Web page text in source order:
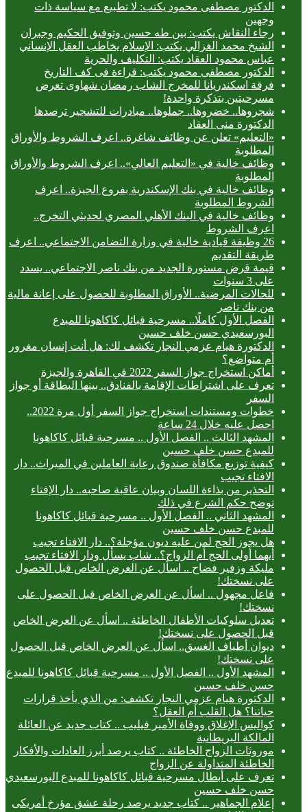
الدكتور مصطفى محمود يكتب: لا تطبيع مع سياسة ذات
وجهين
رجاء النقاش يكتب: بين طه حسين وتوفيق الحكيم وجبران
الشيخ محمد الغزالي يكتب: الإسلام يخاطب العقل الإنساني
عباس محمود العقاد يكتب: التكليف والحرية
الدكتور مصطفى محمود يكتب: قراءة فى كف التاريخ
فرقة اسكندريانا للمخرج الشاب رمضان شهاوى تعرض
مسرحيتين بتذكرة واحدة!
شجروها.. خضروها.. جملوها.. مبادرات للتشجير ترصدها
الدكتورة منى العقاد
«التعليم» تعلن عن وظائف شاغرة.. اعرف الشروط والأوراق
المطلوبة
وظائف خالية في «التعليم العالي».. اعرف الشروط والأوراق
المطلوبة
وظائف خالية في بنك الإسكندرية بفروع الجيزة.. اعرف
الشروط المطلوبة
وظائف خالية في البنك الأهلي المصري لحديثي التخرج..
اعرف الشروط
26 وظيفة قيادية خالية في وزارة التضامن الاجتماعي.. اعرف
طريقة التقديم
قيمة قرض مستورة الجديد من بنك ناصر الاجتماعي.. يسدد
على 3 سنوات
للحالات المرضية.. الأوراق المطلوبة للحصول على إعانة مالية
من بنك ناصر
الفصل الأول كاملًا.. مسرحية قبائل كاكاهونا للمبدع
البورسعيدي حسن خلف حسين
الدكتورة هيام عزمي النجار تكشف لك: هل أنت إنسان مغرور
أم متواضع؟
أماكن استخراج جواز السفر 2022 في القاهرة والجيزة
تعرف على اشتراطات الإقامة بالفنادق.. بينها البطاقة أو جواز
السفر
خطوات ومستندات استخراج جواز السفر أول مرة 2022..
احصل عليه خلال 24 ساعة
المشهد الثالث .. الفصل الأول .. مسرحية قبائل كاكاهونا
للمبدع حسن خلف حسين
كيفية توزيع مكافأة صندوق رعاية العاملين في الميراث.. دار
الافتاء تجيب
التحذير من بذاءة اللسان وبيان عاقبة صاحبه.. دار الإفتاء
توضح حكم الشرع في ذلك
المشهد الثاني .. الفصل الأول .. مسرحية قبائل كاكاهونا
للمبدع حسن خلف حسين
هل يجوز الحج لمن عليه ديون مؤجلة؟.. دار الافتاء تجيب
أيهما أولى الحج أم الزواج؟.. شاب يسأل ودار الافتاء تجيب
مليكة وزفير فضاح .. اسأل عن العرض الخاص قبل الحصول
على نسختك!
فاعل مجهول .. اسأل عن العرض الخاص قبل الحصول على
نسختك!
تعديل سلوكيات الأطفال الخاطئة .. اسأل عن العرض الخاص
قبل الحصول على نسختك!
ديوان أطياف الغسق.. اسأل عن العرض الخاص قبل الحصول
على نسختك!
المشهد الأول .. الفصل الأول .. مسرحية قبائل كاكاهونا للمبدع
حسن خلف حسين
الدكتورة هيام عزمي النجار تكشف: من الذي يأخذ قرارات
حياتنا؟ هل القلب أم العقل؟
كواليس الإغلاق ووفاة الأمير فيليب .. كتاب جديد عن العائلة
المالكة البريطانية
موروثات الزواج الخاطئة .. كتاب يرصد أبرز العادات والأفكار
الخاطئة المتداولة عن الزواج
تعرف على أبطال مسرحية قبائل كاكاهونا للمبدع البورسعيدي
حسن خلف حسين
إعلام الجماهير .. كتاب جديد يرصد رحلة عشق مؤرخ أمريكى